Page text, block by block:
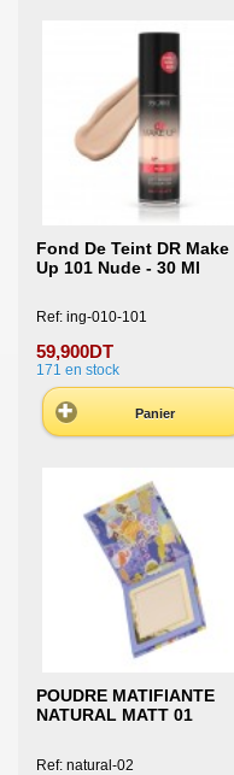
Fond De Teint DR Make
Up 101 Nude - 30 Ml
Ref: ing-010-101
59,900DT
171 en stock
Panier
POUDRE MATIFIANTE
NATURAL MATT 01
Ref: natural-02